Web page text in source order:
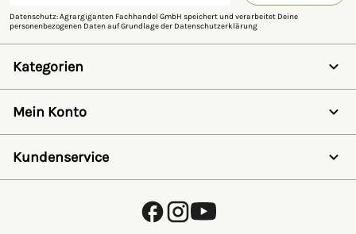
Datenschutz: Agrargiganten Fachhandel GmbH speichert und verarbeitet Deine
personenbezogenen Daten auf Grundlage der Datenschutzerklärung
Kategorien
Schermaschinen
Futter- & Tränkesysteme
Haus, Hof & Stall
SALE
Mein Konto
Registrieren
Wunschzettel
Passwort vergessen
Kundenservice
Kostenlose Fachberatung